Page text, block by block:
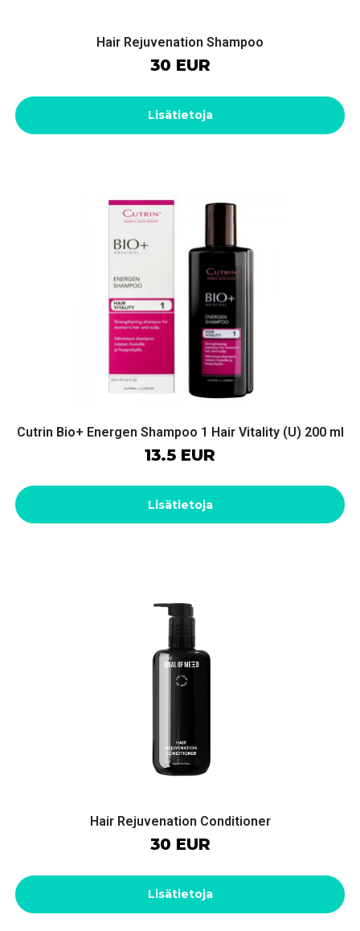
Hair Rejuvenation Shampoo
30 EUR
Lisätietoja
Cutrin Bio+ Energen Shampoo 1 Hair Vitality (U) 200 ml
13.5 EUR
Lisätietoja
Hair Rejuvenation Conditioner
30 EUR
Lisätietoja